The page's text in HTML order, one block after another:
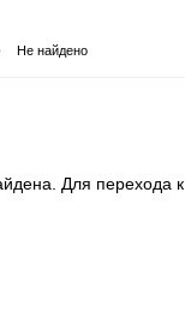
Не найдено
Для перехода